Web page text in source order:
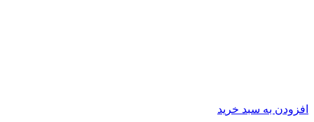
افزودن به سبد خرید